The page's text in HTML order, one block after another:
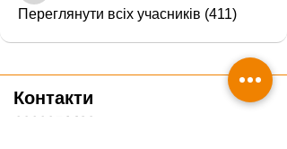
Переглянути всіх учасників (411)
Контакти
0800351428